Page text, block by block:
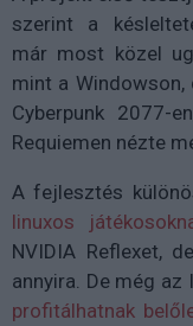
szerint a
már most közel
mint a Windowson,
Cyberpunk 2077-
Requiemen nézte
A fejlesztés
linuxos
NVIDIA Reflexet,
annyira. De még
profitálhatnak